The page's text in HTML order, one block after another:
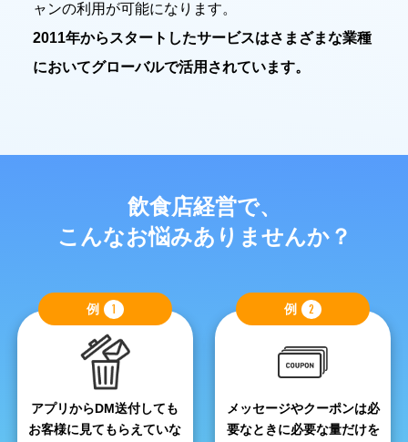
ャンの利用が可能になります。
2011年からスタートしたサービスはさまざまな業種
においてグローバルで活用されています。
飲食店経営で、
こんなお悩みありませんか？
例 1
アプリからDM送付しても
お客様に見てもらえていな
例 2
メッセージやクーポンは必
要なときに必要な量だけを